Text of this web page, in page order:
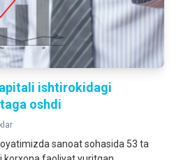
ishtirokidagi
oshdi
sanoat sohasida 53 ta